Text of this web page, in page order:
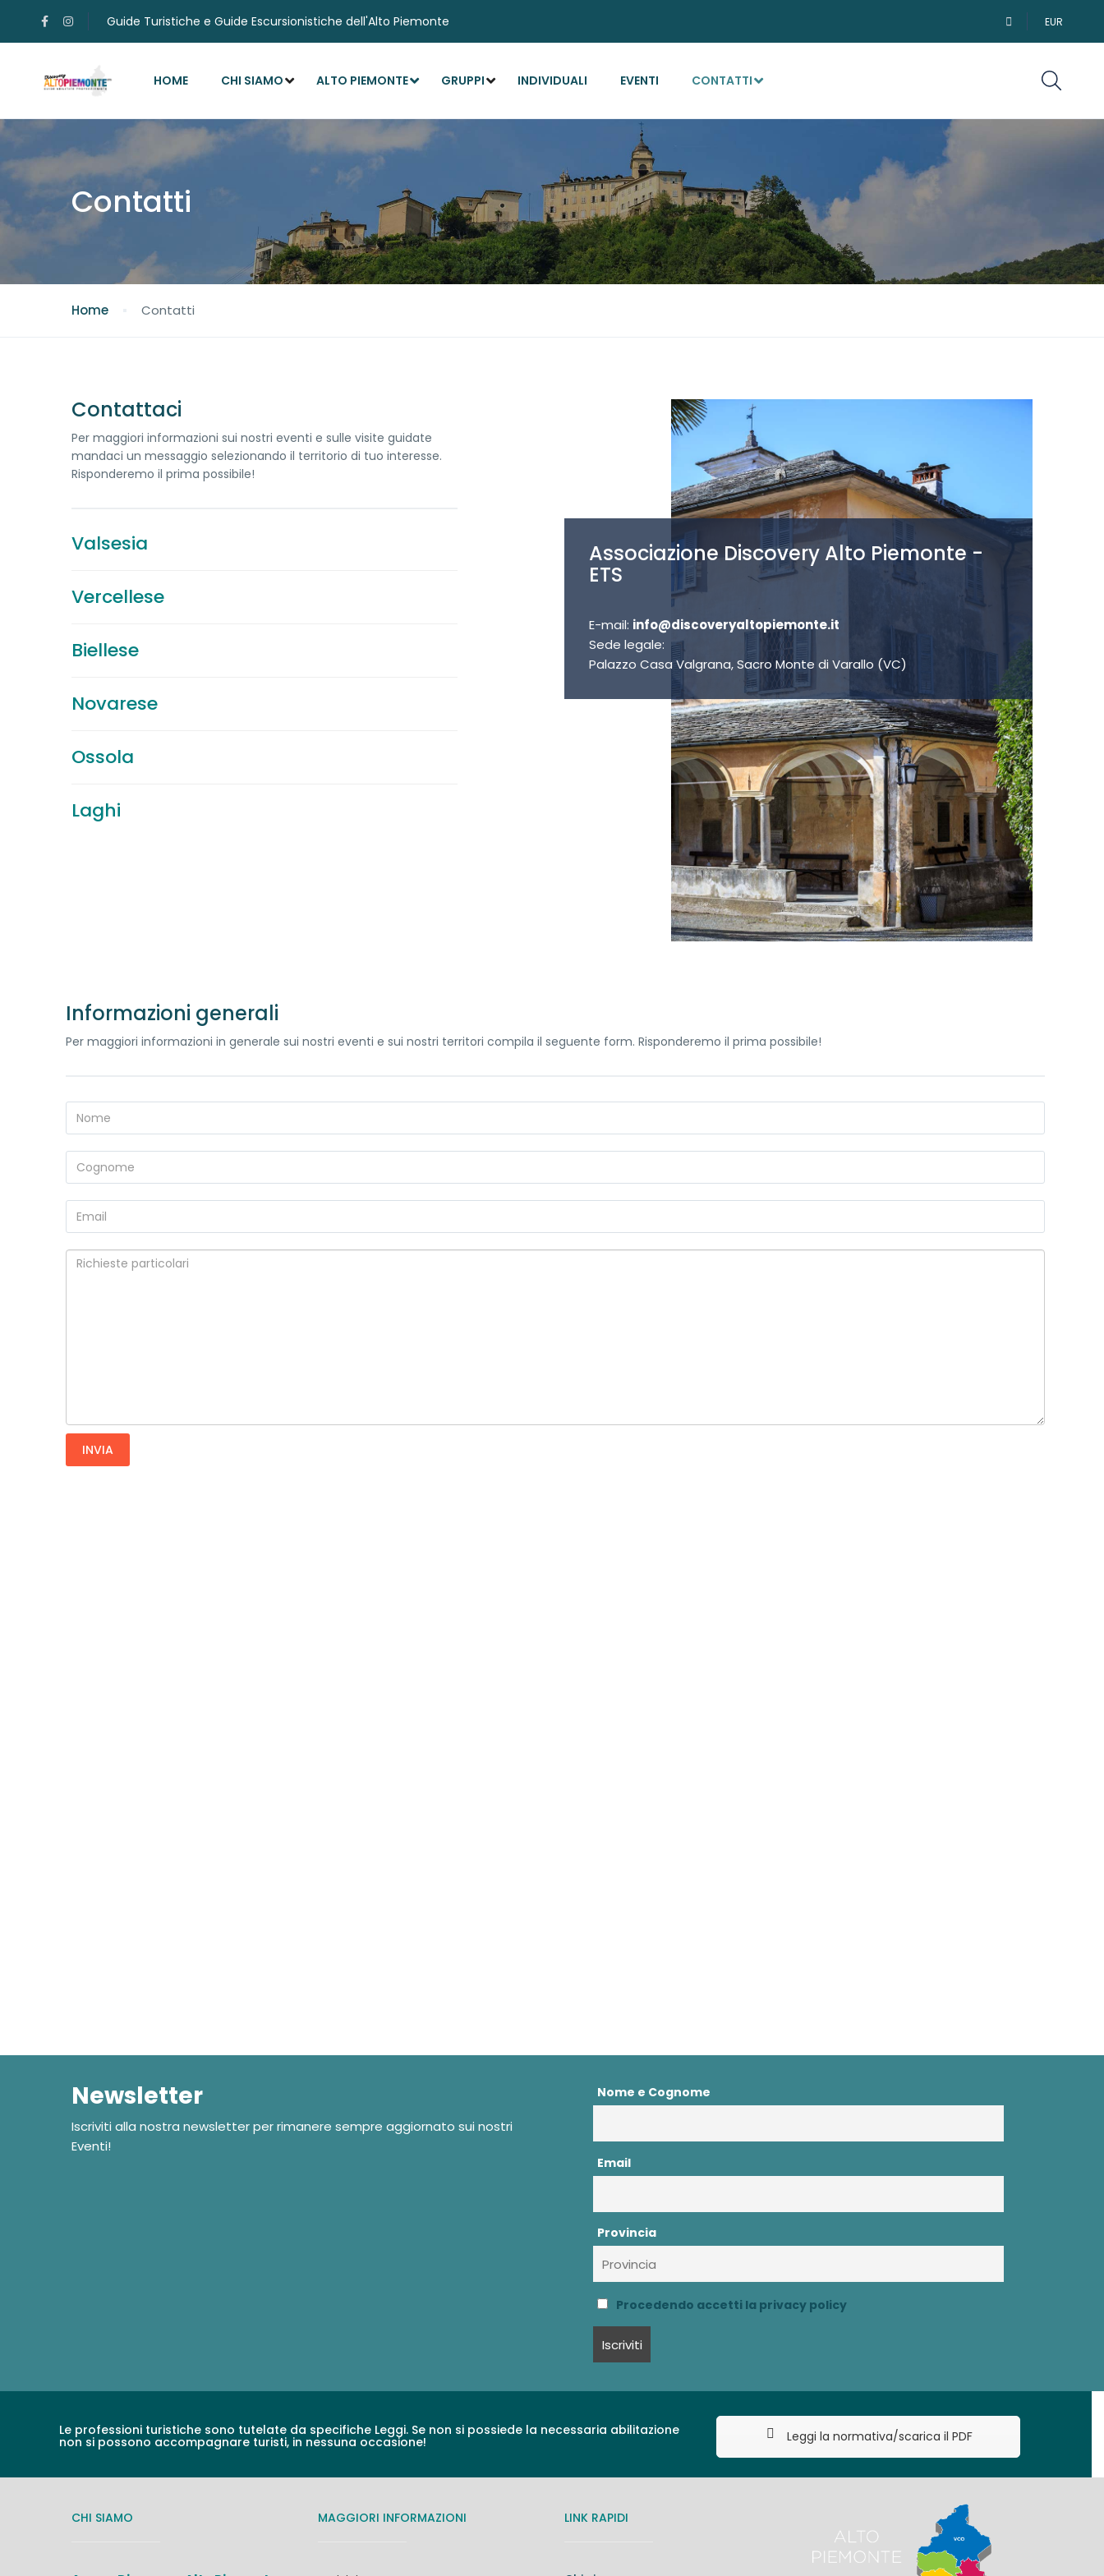
Guide Turistiche e Guide Escursionistiche dell'Alto Piemonte EUR
HOME CHI SIAMO ALTO PIEMONTE GRUPPI INDIVIDUALI EVENTI CONTATTI
Contatti
Home Contatti
Contattaci
Per maggiori informazioni sui nostri eventi e sulle visite guidate
mandaci un messaggio selezionando il territorio di tuo interesse.
Risponderemo il prima possibile!
Valsesia
Vercellese
Biellese
Novarese
Ossola
Laghi
Associazione Discovery Alto Piemonte -
ETS
E-mail: info@discoveryaltopiemonte.it
Sede legale:
Palazzo Casa Valgrana, Sacro Monte di Varallo (VC)
Informazioni generali
Per maggiori informazioni in generale sui nostri eventi e sui nostri territori compila il seguente form. Risponderemo il prima possibile!
Newsletter
Iscriviti alla nostra newsletter per rimanere sempre aggiornato sui nostri
Eventi!
Nome e Cognome
Email
Provincia
Procedendo accetti la privacy policy
Le professioni turistiche sono tutelate da specifiche Leggi. Se non si possiede la necessaria abilitazione
non si possono accompagnare turisti, in nessuna occasione! Leggi la normativa/scarica il PDF
CHI SIAMO MAGGIORI INFORMAZIONI LINK RAPIDI